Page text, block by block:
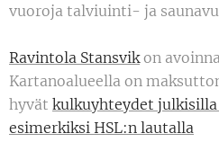
vuoroja talviuinti- ja
Ravintola Stansvikon
Kartanoalueella on
hyvät kulkuyhteydet
esimerkiksi HSL:n lautalla